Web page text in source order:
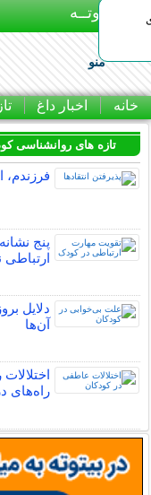
بـیتوتــه
منو
خانه اخبار داغ
تازه های روانشناسی
فرزندم،
پنج
ارتباطی
دلایل
آن‌ها
راه‌های